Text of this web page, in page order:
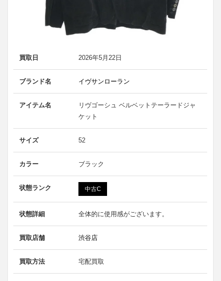
買取日 2026年5月22日
ブランド名 イヴサンローラン
アイテム名
リヴゴーシュ ベルベットテーラードジャ
ケット
サイズ 52
カラー ブラック
状態ランク 中古C
状態詳細 全体的に使用感がございます。
買取店舗 渋谷店
買取方法 宅配買取